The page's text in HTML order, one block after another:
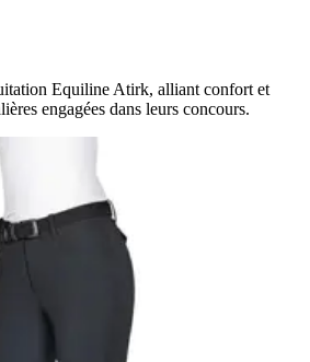
Equiline Atirk, alliant confort et
engagées dans leurs concours.